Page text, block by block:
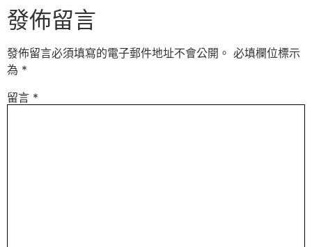
發佈留言
發佈留言必須填寫的電子郵件地址不會公開。 必填欄位標示
為 *
留言 *